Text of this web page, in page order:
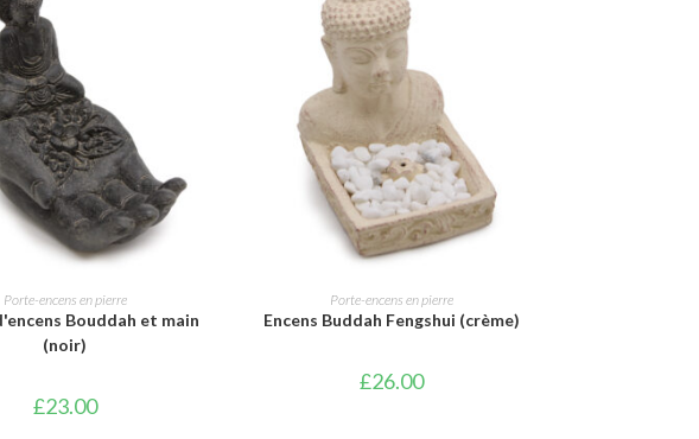
AU PANIER
Porte-encens en pierre
Bouddah et main
(noir)
£23.00
AJOUTER AU PANIER
Porte-encens en pierre
Encens Buddah Fengshui (crème)
£26.00